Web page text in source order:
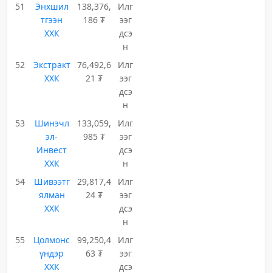
51
Энхшил
тгээн
ХХК
138,376,
186 ₮
Илг
ээг
дсэ
н
52
Экстракт
ХХК
76,492,6
21 ₮
Илг
ээг
дсэ
н
53
Шинэчл
эл-
Инвест
ХХК
133,059,
985 ₮
Илг
ээг
дсэ
н
54
Шивээтг
ялман
ХХК
29,817,4
24 ₮
Илг
ээг
дсэ
н
55
Цолмонс
үндэр
ХХК
99,250,4
63 ₮
Илг
ээг
дсэ